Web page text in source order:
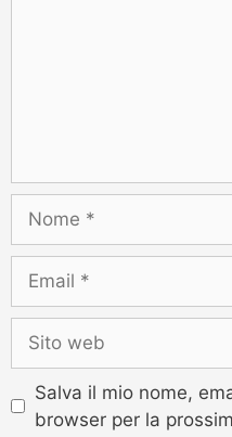
Salva il mio nome,
browser per la